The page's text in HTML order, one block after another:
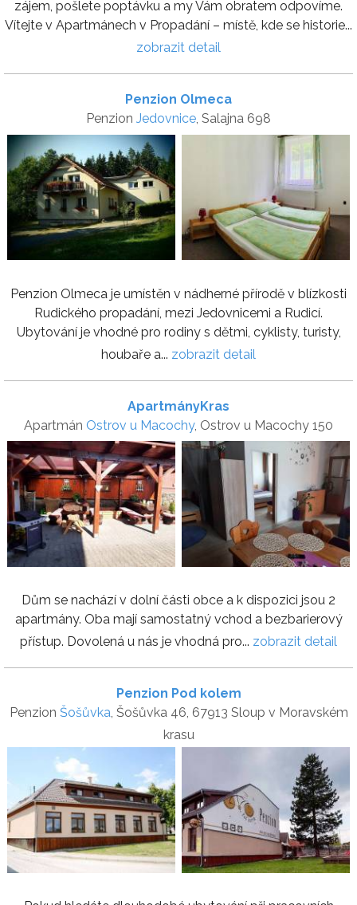
zájem, pošlete poptávku a my Vám obratem odpovíme.
Vítejte v Apartmánech v Propadání – místě, kde se historie...
zobrazit detail
Penzion Olmeca
Penzion Jedovnice, Salajna 698
Penzion Olmeca je umístěn v nádherné přírodě v blízkosti
Rudického propadání, mezi Jedovnicemi a Rudicí.
Ubytování je vhodné pro rodiny s dětmi, cyklisty, turisty,
houbaře a... zobrazit detail
ApartmányKras
Apartmán Ostrov u Macochy, Ostrov u Macochy 150
Dům se nachází v dolní části obce a k dispozici jsou 2
apartmány. Oba mají samostatný vchod a bezbarierový
přístup. Dovolená u nás je vhodná pro... zobrazit detail
Penzion Pod kolem
Penzion Šošůvka, Šošůvka 46, 67913 Sloup v Moravském
krasu